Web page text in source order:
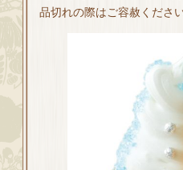
品切れの際はご容赦ください